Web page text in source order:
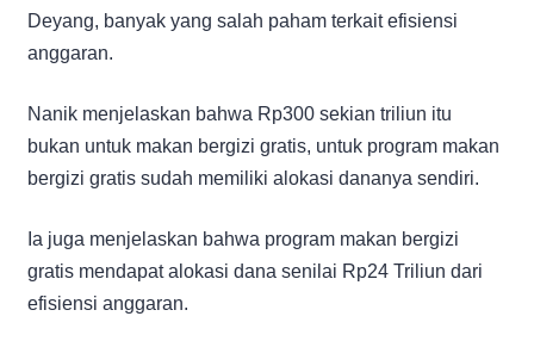
Deyang, banyak yang salah paham terkait efisiensi
anggaran.
Nanik menjelaskan bahwa Rp300 sekian triliun itu
bukan untuk makan bergizi gratis, untuk program makan
bergizi gratis sudah memiliki alokasi dananya sendiri.
Ia juga menjelaskan bahwa program makan bergizi
gratis mendapat alokasi dana senilai Rp24 Triliun dari
efisiensi anggaran.